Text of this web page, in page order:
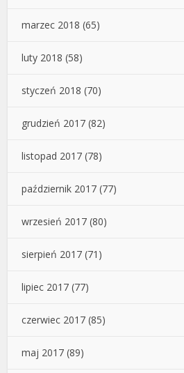
marzec 2018 (65)
luty 2018 (58)
styczeń 2018 (70)
grudzień 2017 (82)
listopad 2017 (78)
październik 2017 (77)
wrzesień 2017 (80)
sierpień 2017 (71)
lipiec 2017 (77)
czerwiec 2017 (85)
maj 2017 (89)